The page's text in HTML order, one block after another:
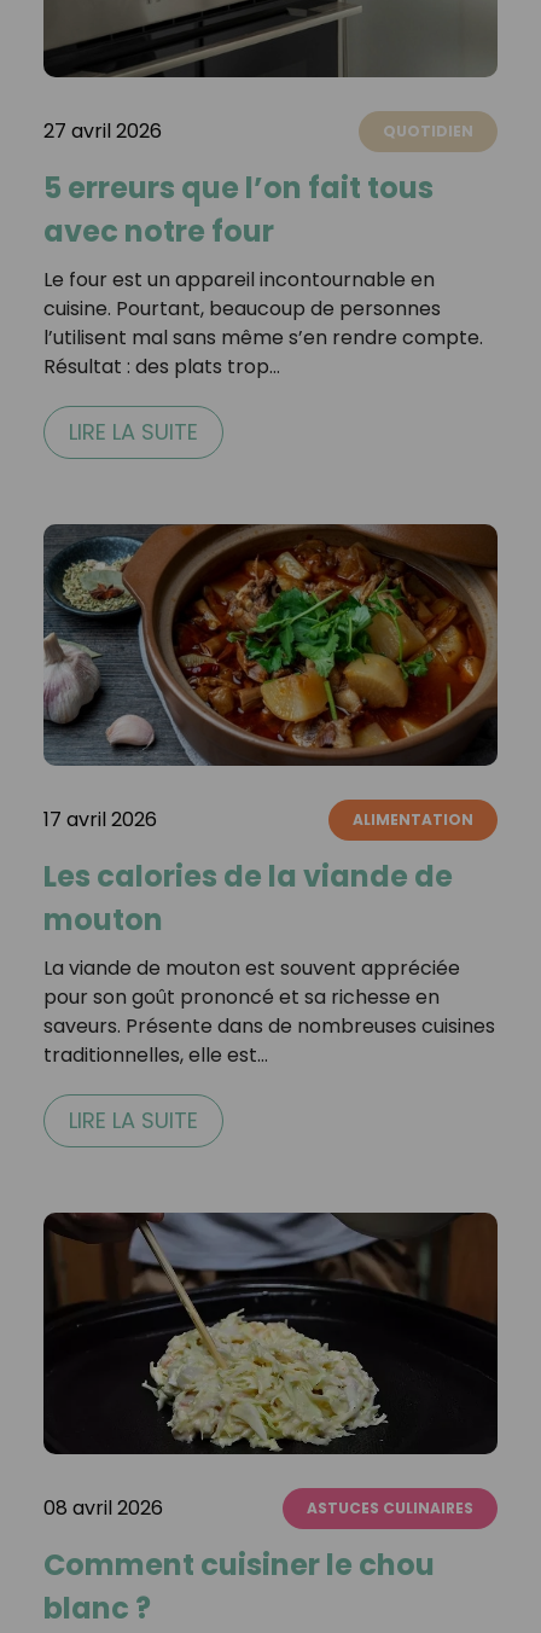
27 avril 2026 QUOTIDIEN
5 erreurs que l’on fait tous
avec notre four
Le four est un appareil incontournable en
cuisine. Pourtant, beaucoup de personnes
l’utilisent mal sans même s’en rendre compte.
Résultat : des plats trop…
LIRE LA SUITE
17 avril 2026 ALIMENTATION
Les calories de la viande de
mouton
La viande de mouton est souvent appréciée
pour son goût prononcé et sa richesse en
saveurs. Présente dans de nombreuses cuisines
traditionnelles, elle est…
LIRE LA SUITE
08 avril 2026 ASTUCES CULINAIRES
Comment cuisiner le chou
blanc ?